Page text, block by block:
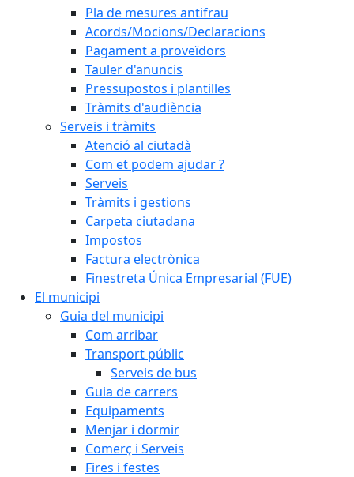
Pla de mesures antifrau
Acords/Mocions/Declaracions
Pagament a proveïdors
Tauler d'anuncis
Pressupostos i plantilles
Tràmits d'audiència
Serveis i tràmits
Atenció al ciutadà
Com et podem ajudar ?
Serveis
Tràmits i gestions
Carpeta ciutadana
Impostos
Factura electrònica
Finestreta Única Empresarial (FUE)
El municipi
Guia del municipi
Com arribar
Transport públic
Serveis de bus
Guia de carrers
Equipaments
Menjar i dormir
Comerç i Serveis
Fires i festes